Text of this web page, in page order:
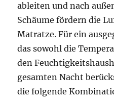
ableiten und nach
Schäume fördern die
Matratze. Für ein
das sowohl die
den
gesamten Nacht
die folgende